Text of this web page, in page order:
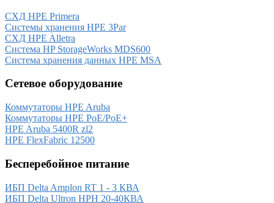
СХД HPE Primera
Системы хранения HPE 3Par
СХД HPE Alletra
Система HP StorageWorks MDS600
Система хранения данных HPE MSA
Сетевое оборудование
Коммутаторы HPE Aruba
Коммутаторы HPE PoE/PoE+
HPE Aruba 5400R zl2
HPE FlexFabric 12500
Бесперебойное питание
ИБП Delta Amplon RT 1 - 3 КВА
ИБП Delta Ultron HPH 20-40КВА